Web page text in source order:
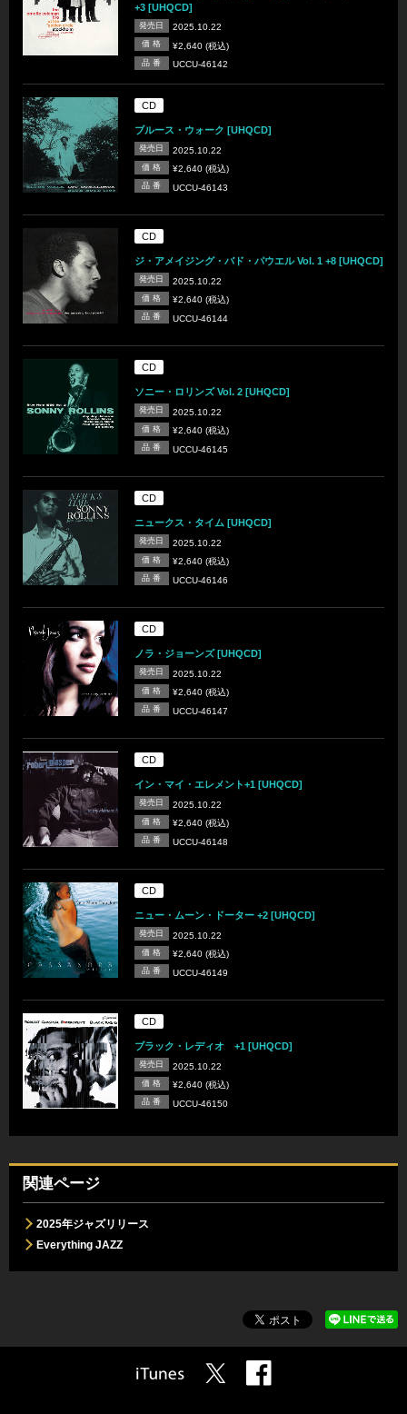
+3 [UHQCD]
発売日 2025.10.22
価 格 ¥2,640 (税込)
品 番 UCCU-46142
CD
ブルース・ウォーク [UHQCD]
発売日 2025.10.22
価 格 ¥2,640 (税込)
品 番 UCCU-46143
CD
ジ・アメイジング・バド・パウエル Vol. 1 +8 [UHQCD]
発売日 2025.10.22
価 格 ¥2,640 (税込)
品 番 UCCU-46144
CD
ソニー・ロリンズ Vol. 2 [UHQCD]
発売日 2025.10.22
価 格 ¥2,640 (税込)
品 番 UCCU-46145
CD
ニュークス・タイム [UHQCD]
発売日 2025.10.22
価 格 ¥2,640 (税込)
品 番 UCCU-46146
CD
ノラ・ジョーンズ [UHQCD]
発売日 2025.10.22
価 格 ¥2,640 (税込)
品 番 UCCU-46147
CD
イン・マイ・エレメント+1 [UHQCD]
発売日 2025.10.22
価 格 ¥2,640 (税込)
品 番 UCCU-46148
CD
ニュー・ムーン・ドーター +2 [UHQCD]
発売日 2025.10.22
価 格 ¥2,640 (税込)
品 番 UCCU-46149
CD
ブラック・レディオ +1 [UHQCD]
発売日 2025.10.22
価 格 ¥2,640 (税込)
品 番 UCCU-46150
関連ページ
2025年ジャズリリース
Everything JAZZ